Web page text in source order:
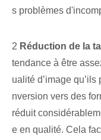
s problèmes
2 Réduction de la
tendance à être
ualité d’image
nversion vers des
réduit
e en qualité. Cela